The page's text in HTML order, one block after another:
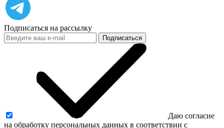
Подписаться на рассылку
Подписаться
Даю согласие
на обработку персональных данных в соответствии с